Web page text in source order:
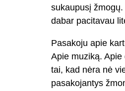
sukaupusį
dabar pacitavau
Pasakoju apie
Apie muziką.
tai, kad nėra nė
pasakojantys